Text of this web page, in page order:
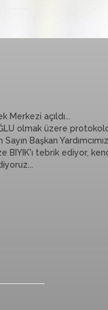
açıldı...
olmak üzere
Başkan
BIYIK'ı tebrik ediyor,